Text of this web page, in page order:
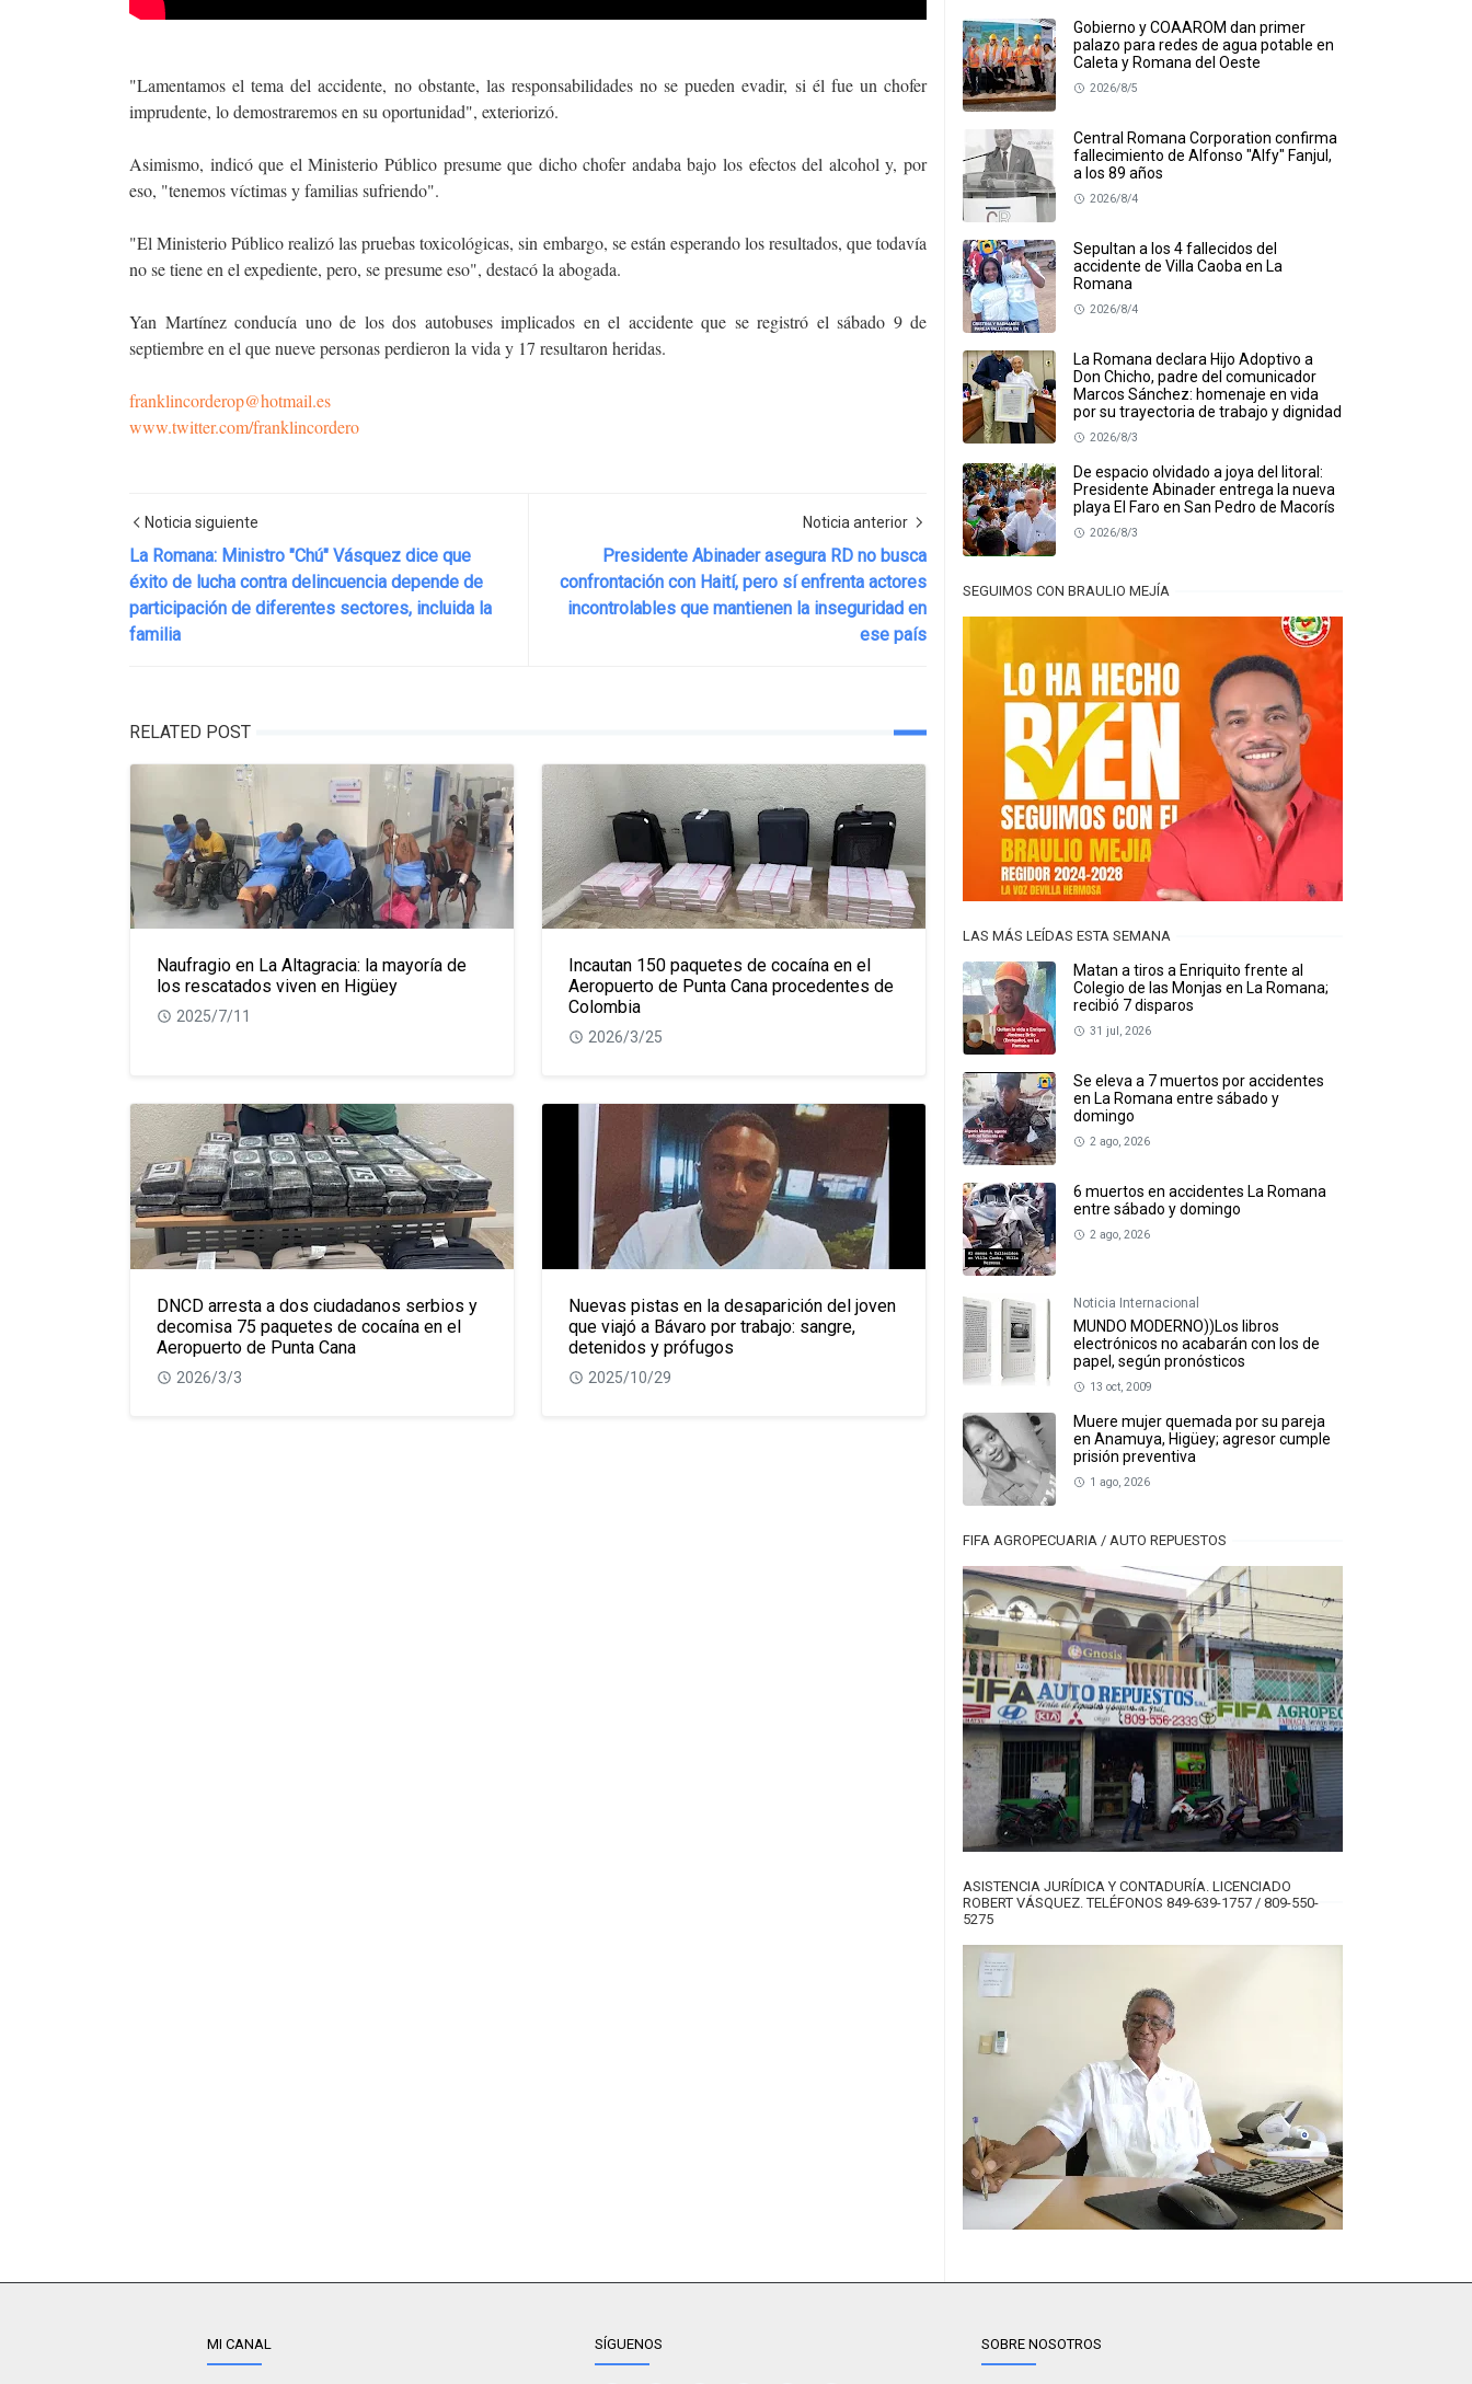
"Lamentamos el tema del accidente, no obstante, las responsabilidades no se pueden evadir, si él fue un chofer
imprudente, lo demostraremos en su oportunidad", exteriorizó.
Asimismo, indicó que el Ministerio Público presume que dicho chofer andaba bajo los efectos del alcohol y, por
eso, "tenemos víctimas y familias sufriendo".
"El Ministerio Público realizó las pruebas toxicológicas, sin embargo, se están esperando los resultados, que todavía
no se tiene en el expediente, pero, se presume eso", destacó la abogada.
Yan Martínez conducía uno de los dos autobuses implicados en el accidente que se registró el sábado 9 de
septiembre en el que nueve personas perdieron la vida y 17 resultaron heridas.
franklincorderop@hotmail.es
www.twitter.com/franklincordero
Noticia siguiente
La Romana: Ministro "Chú" Vásquez dice que
éxito de lucha contra delincuencia depende de
participación de diferentes sectores, incluida la
familia
Noticia anterior
Presidente Abinader asegura RD no busca
confrontación con Haití, pero sí enfrenta actores
incontrolables que mantienen la inseguridad en
ese país
RELATED POST
Naufragio en La Altagracia: la mayoría de
los rescatados viven en Higüey
2025/7/11
Incautan 150 paquetes de cocaína en el
Aeropuerto de Punta Cana procedentes de
Colombia
2026/3/25
DNCD arresta a dos ciudadanos serbios y
decomisa 75 paquetes de cocaína en el
Aeropuerto de Punta Cana
2026/3/3
Nuevas pistas en la desaparición del joven
que viajó a Bávaro por trabajo: sangre,
detenidos y prófugos
2025/10/29
Gobierno y COAAROM dan primer
palazo para redes de agua potable en
Caleta y Romana del Oeste
2026/8/5
Central Romana Corporation confirma
fallecimiento de Alfonso "Alfy" Fanjul,
a los 89 años
2026/8/4
Sepultan a los 4 fallecidos del
accidente de Villa Caoba en La
Romana
2026/8/4
La Romana declara Hijo Adoptivo a
Don Chicho, padre del comunicador
Marcos Sánchez: homenaje en vida
por su trayectoria de trabajo y dignidad
2026/8/3
De espacio olvidado a joya del litoral:
Presidente Abinader entrega la nueva
playa El Faro en San Pedro de Macorís
2026/8/3
SEGUIMOS CON BRAULIO MEJÍA
LAS MÁS LEÍDAS ESTA SEMANA
Matan a tiros a Enriquito frente al
Colegio de las Monjas en La Romana;
recibió 7 disparos
31 jul, 2026
Se eleva a 7 muertos por accidentes
en La Romana entre sábado y
domingo
2 ago, 2026
6 muertos en accidentes La Romana
entre sábado y domingo
2 ago, 2026
Noticia Internacional
MUNDO MODERNO))Los libros
electrónicos no acabarán con los de
papel, según pronósticos
13 oct, 2009
Muere mujer quemada por su pareja
en Anamuya, Higüey; agresor cumple
prisión preventiva
1 ago, 2026
FIFA AGROPECUARIA / AUTO REPUESTOS
ASISTENCIA JURÍDICA Y CONTADURÍA. LICENCIADO
ROBERT VÁSQUEZ. TELÉFONOS 849-639-1757 / 809-550-
5275
MI CANAL SÍGUENOS SOBRE NOSOTROS